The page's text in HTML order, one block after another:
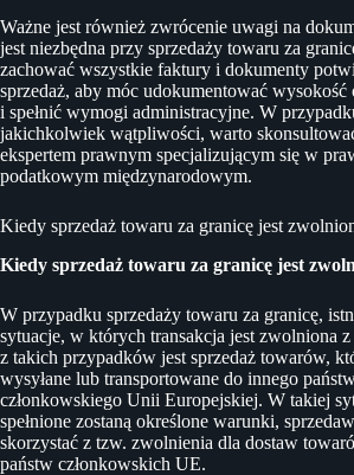
Ważne jest również zwrócenie uwagi na
jest niezbędna przy sprzedaży towaru za
zachować wszystkie faktury i dokumenty
sprzedaż, aby móc udokumentować wysokość
i spełnić wymogi administracyjne. W
jakichkolwiek wątpliwości, warto
ekspertem prawnym specjalizującym się w
podatkowym międzynarodowym.
Kiedy sprzedaż towaru za granicę jest
Kiedy sprzedaż towaru za granicę jest
W przypadku sprzedaży towaru za granicę,
sytuacje, w których transakcja jest zwolniona
z takich przypadków jest sprzedaż towarów,
wysyłane lub transportowane do innego
członkowskiego Unii Europejskiej. W takiej
spełnione zostaną określone warunki,
skorzystać z tzw. zwolnienia dla dostaw
państw członkowskich UE.